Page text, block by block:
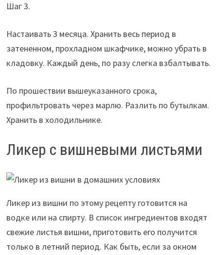
Шаг 3.
Настаивать 3 месяца. Хранить весь период в
затененном, прохладном шкафчике, можно убрать в
кладовку. Каждый день, по разу слегка взбалтывать.
По прошествии вышеуказанного срока,
профильтровать через марлю. Разлить по бутылкам.
Хранить в холодильнике.
Ликер с вишневыми листьями
Ликер из вишни по этому рецепту готовится на
водке или на спирту. В список ингредиентов входят
свежие листья вишни, приготовить его получится
только в летний период. Как быть, если за окном